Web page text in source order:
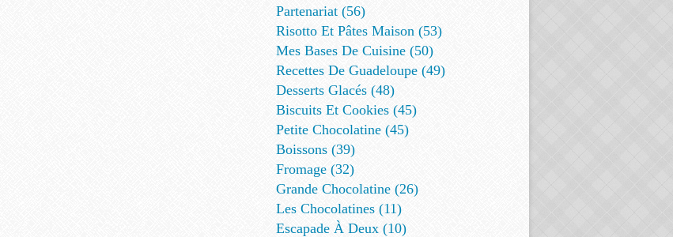
Partenariat (56)
Risotto Et Pâtes Maison (53)
Mes Bases De Cuisine (50)
Recettes De Guadeloupe (49)
Desserts Glacés (48)
Biscuits Et Cookies (45)
Petite Chocolatine (45)
Boissons (39)
Fromage (32)
Grande Chocolatine (26)
Les Chocolatines (11)
Escapade À Deux (10)